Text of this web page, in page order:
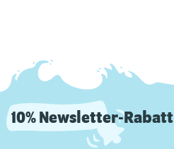
10% Newsletter-Rabatt